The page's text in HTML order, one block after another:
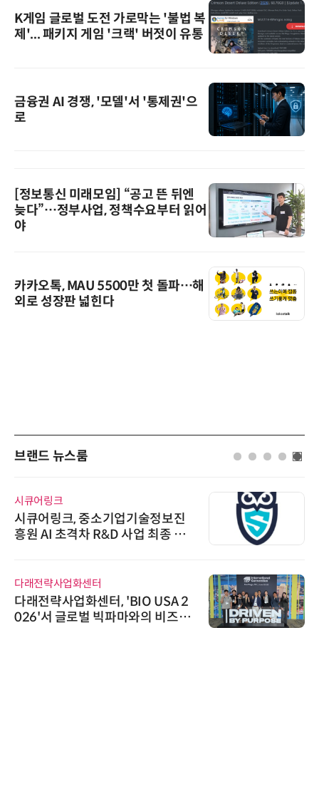
K게임 글로벌 도전 가로막는 '불법 복
제'... 패키지 게임 '크랙' 버젓이 유통
금융권 AI 경쟁, '모델'서 '통제권'으
로
[정보통신 미래모임] “공고 뜬 뒤엔
늦다”…정부사업, 정책수요부터 읽어
야
카카오톡, MAU 5500만 첫 돌파…해
외로 성장판 넓힌다
브랜드 뉴스룸
시큐어링크
시큐어링크, 중소기업기술정보진
흥원 AI 초격차 R&D 사업 최종 선
다래전략사업화센터
다래전략사업화센터, 'BIO USA 2
026'서 글로벌 빅파마와의 비즈니